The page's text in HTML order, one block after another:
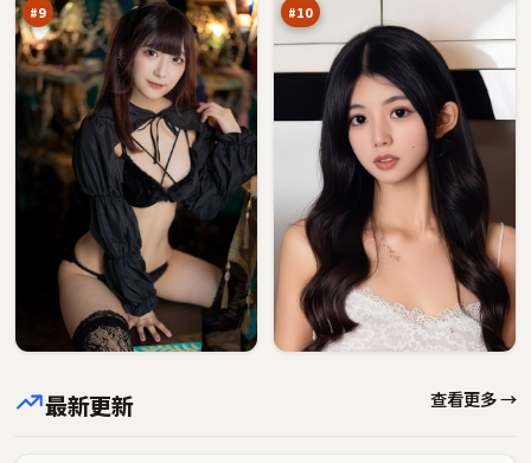
#9 #10
最新更新 查看更多 →